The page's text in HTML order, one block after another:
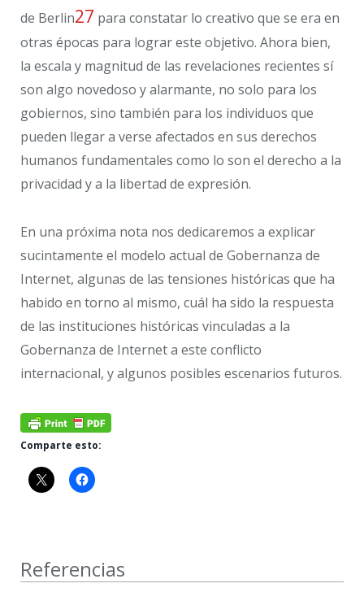
de Berlin27 para constatar lo creativo que se era en
otras épocas para lograr este objetivo. Ahora bien,
la escala y magnitud de las revelaciones recientes sí
son algo novedoso y alarmante, no solo para los
gobiernos, sino también para los individuos que
pueden llegar a verse afectados en sus derechos
humanos fundamentales como lo son el derecho a la
privacidad y a la libertad de expresión.
En una próxima nota nos dedicaremos a explicar
sucintamente el modelo actual de Gobernanza de
Internet, algunas de las tensiones históricas que ha
habido en torno al mismo, cuál ha sido la respuesta
de las instituciones históricas vinculadas a la
Gobernanza de Internet a este conflicto
internacional, y algunos posibles escenarios futuros.
Comparte esto:
Referencias